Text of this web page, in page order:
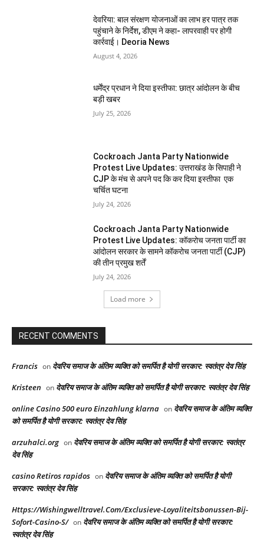
देवरिया: बाल संरक्षण योजनाओं का लाभ हर पात्र तक
पहुंचाने के निर्देश, डीएम ने कहा- लापरवाही पर होगी
कार्रवाई। Deoria News
August 4, 2026
धर्मेंद्र प्रधान ने दिया इस्तीफा: छात्र आंदोलन के बीच
बड़ी खबर
July 25, 2026
Cockroach Janta Party Nationwide
Protest Live Updates: उत्तराखंड के सिपाही ने
CJP के मंच से अपने पद कि कर दिया इस्तीफा एक
चर्चित घटना
July 24, 2026
Cockroach Janta Party Nationwide
Protest Live Updates: कॉकरोच जनता पार्टी का
आंदोलन सरकार के सामने कॉकरोच जनता पार्टी (CJP)
की तीन प्रमुख शर्तें
July 24, 2026
Load more
RECENT COMMENTS
Francis on देवरिय समाज के अंतिम व्यक्ति को समर्पित है योगी सरकार: स्वतंत्र देव सिंह
Kristeen on देवरिय समाज के अंतिम व्यक्ति को समर्पित है योगी सरकार: स्वतंत्र देव सिंह
online Casino 500 euro Einzahlung klarna on देवरिय समाज के अंतिम व्यक्ति
को समर्पित है योगी सरकार: स्वतंत्र देव सिंह
arzuhalci.org on देवरिय समाज के अंतिम व्यक्ति को समर्पित है योगी सरकार: स्वतंत्र
देव सिंह
casino Retiros rapidos on देवरिय समाज के अंतिम व्यक्ति को समर्पित है योगी
सरकार: स्वतंत्र देव सिंह
Https://Wishingwelltravel.Com/Exclusieve-Loyaliteitsbonussen-Bij-
Sofort-Casino-S/ on देवरिय समाज के अंतिम व्यक्ति को समर्पित है योगी सरकार:
स्वतंत्र देव सिंह